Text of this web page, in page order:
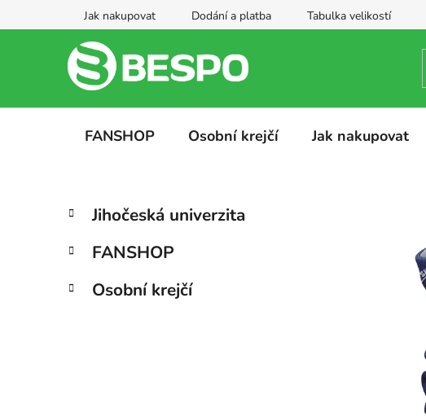
na
Jak nakupovat Dodání a platba Tabulka velikostí
FANSHOP Osobní krejčí Jak nakupovat
P
s
r
Přeskočit
kategorie
K
a
e
o
Jihočeská univerzita
FANSHOP
Osobní krejčí